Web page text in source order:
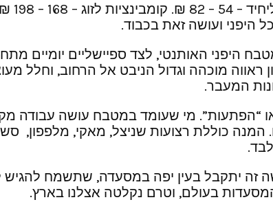
גם
היפני ועושה זאת בכבוד.
היפני האותנטי, לצד ספיישליים יומיים
מוכהה וגדול הניבט אל הרחוב, וחלל
המעבר.
“הפתעות”. מי שעומד במטבח עושה עבודה
המנה כוללת רצועות שניצל, מאקי, מלפפון,
זה יתקבל בעין יפה במסעדה, שתשמח
בעולם, וטרם נקלטה אצלנו בארץ.